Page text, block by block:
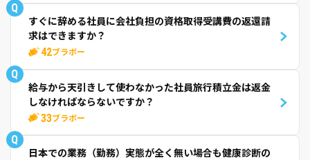
Q
すぐに辞める社員に会社負担の資格取得受講費の返還請
求はできますか？
42ブラボー
Q
給与から天引きして使わなかった社員旅行積立金は返金
しなければならないですか？
33ブラボー
Q
日本での業務（勤務）実態が全く無い場合も健康診断の